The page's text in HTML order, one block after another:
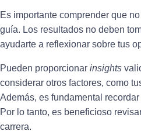
Es importante comprender que
guía. Los resultados no deben
ayudarte a reflexionar sobre tus
Pueden proporcionar insights
considerar otros factores, como
Además, es fundamental
Por lo tanto, es beneficioso
carrera.